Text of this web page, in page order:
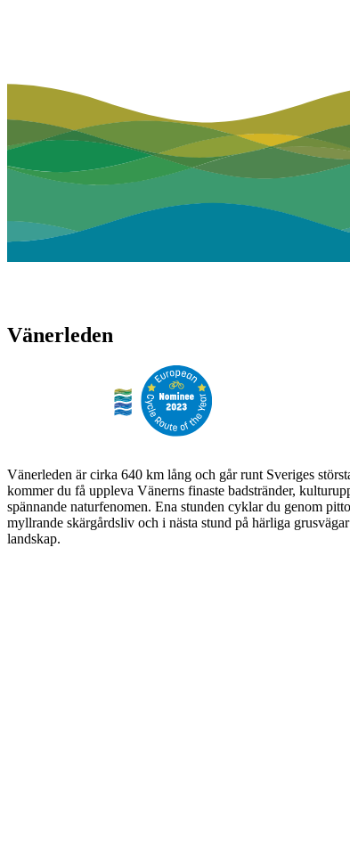
Vänerleden
Vänerleden är cirka 640 km lång och går runt Sveriges
kommer du få uppleva Vänerns finaste badstränder,
spännande naturfenomen. Ena stunden cyklar du genom
myllrande skärgårdsliv och i nästa stund på härliga
landskap.